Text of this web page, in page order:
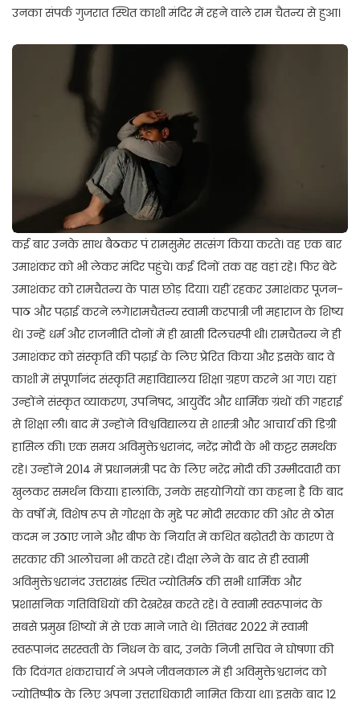
उनका संपर्क गुजरात स्थित काशी मंदिर में रहने वाले राम चैतन्य से हुआ।
कई बार उनके साथ बैठकर पं रामसुमेर सत्संग किया करते। वह एक बार
उमाशंकर को भी लेकर मंदिर पहुंचे। कई दिनों तक वह वहां रहे। फिर बेटे
उमाशंकर को रामचैतन्य के पास छोड़ दिया। यहीं रहकर उमाशंकर पूजन-
पाठ और पढ़ाई करने लगे।रामचैतन्य स्वामी करपात्री जी महाराज के शिष्य
थे। उन्हें धर्म और राजनीति दोनों में ही खासी दिलचस्पी थी। रामचैतन्य ने ही
उमाशंकर को संस्कृति की पढ़ाई के लिए प्रेरित किया और इसके बाद वे
काशी में संपूर्णानंद संस्कृति महाविद्यालय शिक्षा ग्रहण करने आ गए। यहां
उन्होंने संस्कृत व्याकरण, उपनिषद, आयुर्वेद और धार्मिक ग्रंथों की गहराई
से शिक्षा ली। बाद में उन्होंने विश्वविद्यालय से शास्त्री और आचार्य की डिग्री
हासिल की। एक समय अविमुक्तेश्वरानंद, नरेंद्र मोदी के भी कट्टर समर्थक
रहे। उन्होंने 2014 में प्रधानमंत्री पद के लिए नरेंद्र मोदी की उम्मीदवारी का
खुलकर समर्थन किया। हालांकि, उनके सहयोगियों का कहना है कि बाद
के वर्षों में, विशेष रूप से गोरक्षा के मुद्दे पर मोदी सरकार की ओर से ठोस
कदम न उठाए जाने और बीफ के निर्यात में कथित बढ़ोतरी के कारण वे
सरकार की आलोचना भी करते रहे। दीक्षा लेने के बाद से ही स्वामी
अविमुक्तेश्वरानंद उत्तराखंड स्थित ज्योतिर्मठ की सभी धार्मिक और
प्रशासनिक गतिविधियों की देखरेख करते रहे। वे स्वामी स्वरूपानंद के
सबसे प्रमुख शिष्यों में से एक माने जाते थे। सितंबर 2022 में स्वामी
स्वरूपानंद सरस्वती के निधन के बाद, उनके निजी सचिव ने घोषणा की
कि दिवंगत शंकराचार्य ने अपने जीवनकाल में ही अविमुक्तेश्वरानंद को
ज्योतिष्पीठ के लिए अपना उत्तराधिकारी नामित किया था। इसके बाद 12